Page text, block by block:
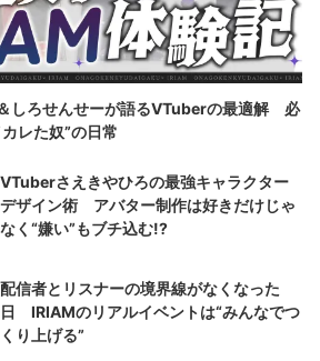
＆しろせんせーが語るVTuberの最適解 必
レた奴”の日常
VTuberさえきやひろの最強キャラクター
デザイン術 アバター制作は好きだけじゃ
なく“嫌い”もブチ込む!?
配信者とリスナーの境界線がなくなった
日 IRIAMのリアルイベントは“みんなでつ
くり上げる”